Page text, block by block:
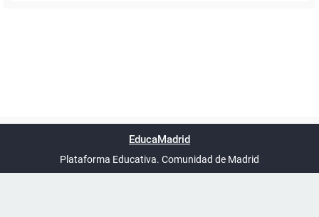
UTC+02:00
phpBB España
EducaMadrid
Plataforma Educativa. Comunidad de Madrid